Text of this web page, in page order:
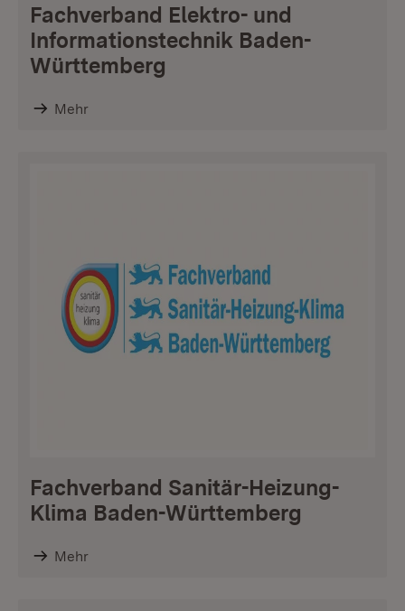
Fachverband Elektro- und
Informationstechnik Baden-
Württemberg
Mehr
Fachverband Sanitär-Heizung-
Klima Baden-Württemberg
Mehr